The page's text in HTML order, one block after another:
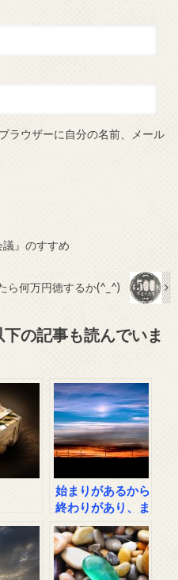
ラウザーに自分の名前、メール
』のすすめ
ら何万円徳するか(^_^)
の記事も読んでいま
始まりがあるから
終わりがあり、ま
た始まる